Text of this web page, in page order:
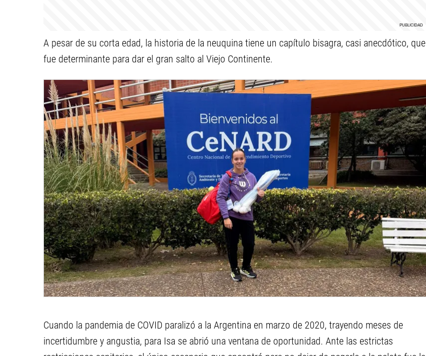
A pesar de su corta edad, la historia de la neuquina tiene un capítulo bisagra, casi anecdótico, que
fue determinante para dar el gran salto al Viejo Continente.
Cuando la pandemia de COVID paralizó a la Argentina en marzo de 2020, trayendo meses de
incertidumbre y angustia, para Isa se abrió una ventana de oportunidad. Ante las estrictas